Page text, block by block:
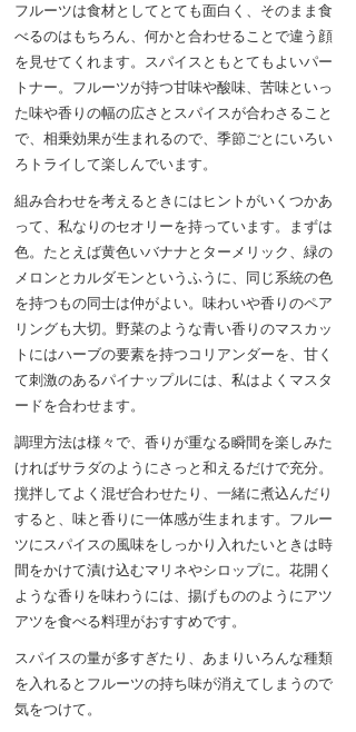
フルーツは食材としてとても面白く、そのまま食
べるのはもちろん、何かと合わせることで違う顔
を見せてくれます。スパイスともとてもよいパー
トナー。フルーツが持つ甘味や酸味、苦味といっ
た味や香りの幅の広さとスパイスが合わさること
で、相乗効果が生まれるので、季節ごとにいろい
ろトライして楽しんでいます。
組み合わせを考えるときにはヒントがいくつかあ
って、私なりのセオリーを持っています。まずは
色。たとえば黄色いバナナとターメリック、緑の
メロンとカルダモンというふうに、同じ系統の色
を持つもの同士は仲がよい。味わいや香りのペア
リングも大切。野菜のような青い香りのマスカッ
トにはハーブの要素を持つコリアンダーを、甘く
て刺激のあるパイナップルには、私はよくマスタ
ードを合わせます。
調理方法は様々で、香りが重なる瞬間を楽しみた
ければサラダのようにさっと和えるだけで充分。
撹拌してよく混ぜ合わせたり、一緒に煮込んだり
すると、味と香りに一体感が生まれます。フルー
ツにスパイスの風味をしっかり入れたいときは時
間をかけて漬け込むマリネやシロップに。花開く
ような香りを味わうには、揚げもののようにアツ
アツを食べる料理がおすすめです。
スパイスの量が多すぎたり、あまりいろんな種類
を入れるとフルーツの持ち味が消えてしまうので
気をつけて。